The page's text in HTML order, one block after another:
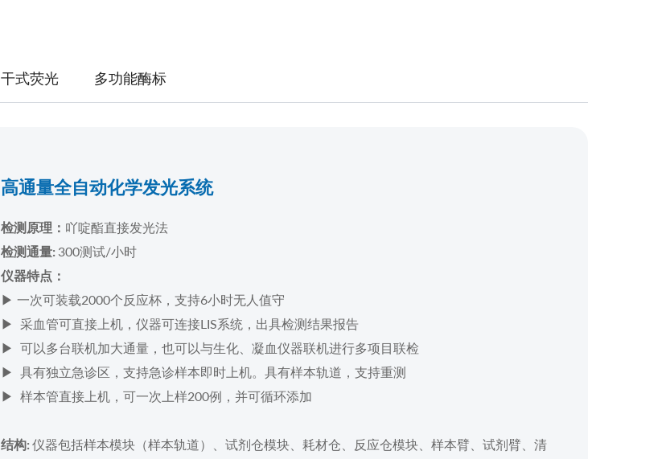
干式荧光 多功能酶标
高通量全自动化学发光系统
检测原理： 吖啶酯直接发光法
检测通量: 300测试/小时
仪器特点：
▶ 一次可装载2000个反应杯，支持6小时无人值守
▶ 采血管可直接上机，仪器可连接LIS系统，出具检测结果报告
▶ 可以多台联机加大通量，也可以与生化、凝血仪器联机进行多项目联检
▶ 具有独立急诊区，支持急诊样本即时上机。具有样本轨道，支持重测
▶ 样本管直接上机，可一次上样200例，并可循环添加
结构:仪器包括样本模块（样本轨道）、试剂仓模块、耗材仓、反应仓模块、样本臂、试剂臂、清